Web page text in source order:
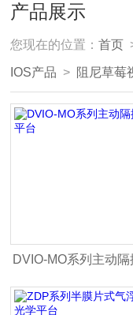
产品展示
您现在的位置：首页
IOS产品 > 阻尼草莓
DVIO-MO系列主动隔
平台